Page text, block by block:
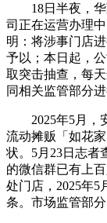
18日半夜，华
司正在运营办理
明：将涉事门店
予以；本日起，
取突击抽查，每
同相关监管部分
2025年5月，安
流动摊贩「如花
状。5月23日志者
的微信群已有上
处门店，2025年5
条。市场监管部